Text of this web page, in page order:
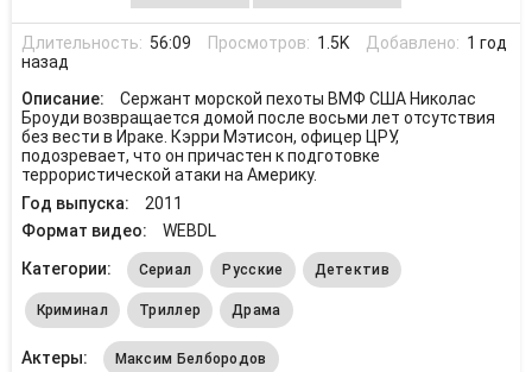
Длительность: 56:09 Просмотров: 1.5K Добавлено: 1 год
назад
Описание:
Сержант морской пехоты ВМФ США Николас
Броуди возвращается домой после восьми лет отсутствия
без вести в Ираке. Кэрри Мэтисон, офицер ЦРУ,
подозревает, что он причастен к подготовке
террористической атаки на Америку.
Год выпуска:
2011
Формат видео:
WEBDL
Категории:
Сериал Русские Детектив
Криминал Триллер Драма
Актеры: Максим Белбородов